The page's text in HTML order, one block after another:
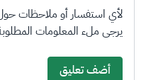
لأي استفسار أو ملاحظات
يرجى ملء المعلومات
أضف تعليق